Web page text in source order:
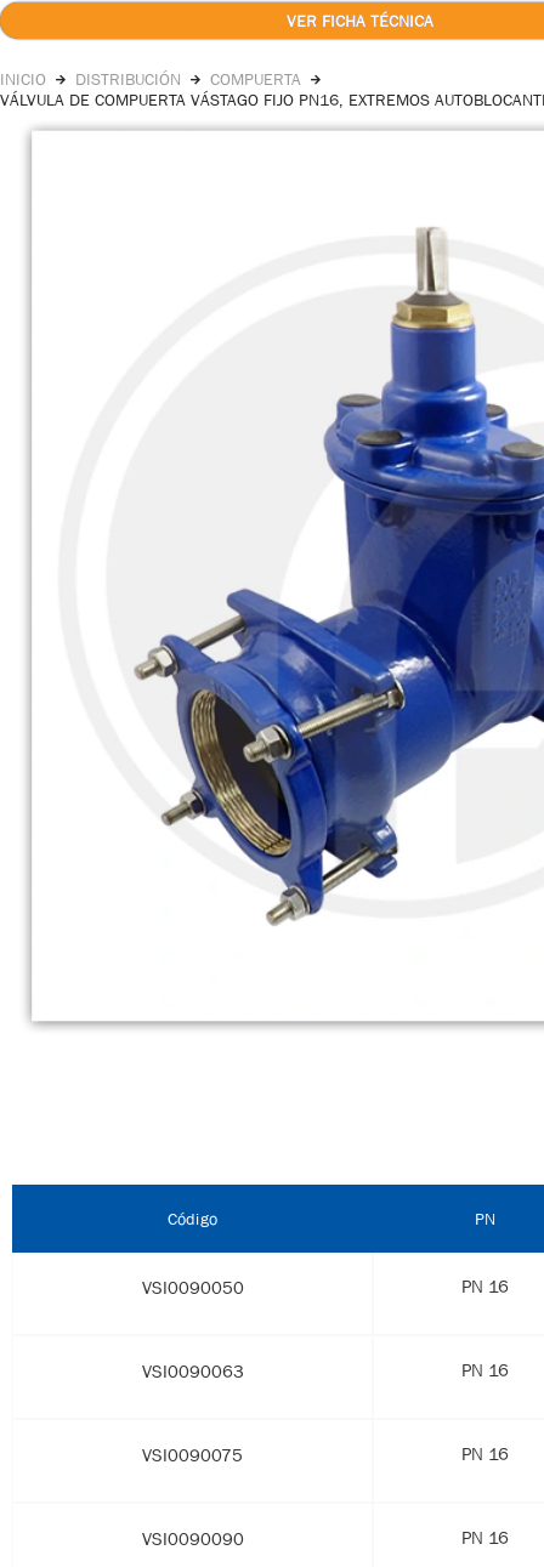
INICIO DISTRIBUCIÓN
COMPUERTA
VÁLVULA DE COMPUERTA VÁSTAGO FIJO PN16, EXTREMOS
VER FICHA TÉCNICA
Código PN
VSI0090050 PN 16
VSI0090063 PN 16
VSI0090075 PN 16
VSI0090090 PN 16